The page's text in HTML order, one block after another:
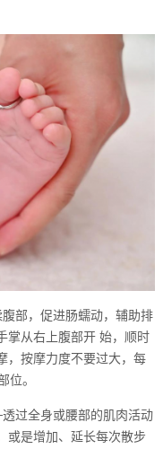
部，促进肠蠕动，辅助排
掌从右上腹部开 始，顺时
，按摩力度不要过大，每
位。
过全身或腰部的肌肉活动
或是增加、延长每次散步